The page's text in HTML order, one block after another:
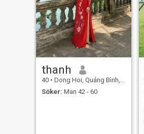
thanh
40 • Dong Hoi, Quảng Bình, Vietnam
Söker: Man 42 - 60